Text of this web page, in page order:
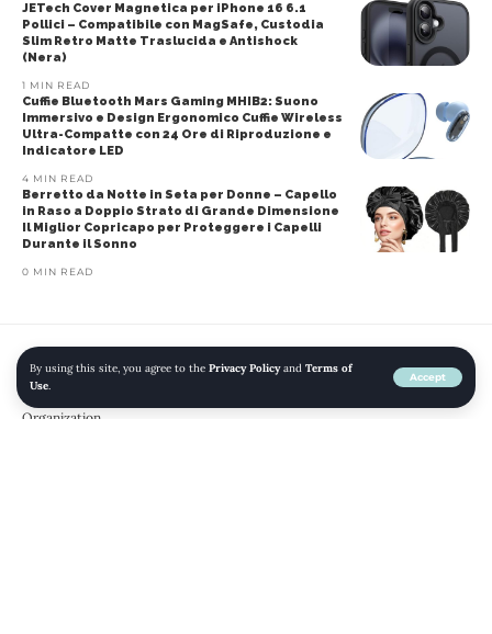
By using this site, you agree to the Privacy Policyand Terms of
Use.
Accept
JETech Cover Magnetica per iPhone 16 6.1
Pollici – Compatibile con MagSafe, Custodia
Slim Retro Matte Traslucida e Antishock
(Nera)
1 MIN READ
Cuffie Bluetooth Mars Gaming MHIB2: Suono
Immersivo e Design Ergonomico Cuffie Wireless
Ultra-Compatte con 24 Ore di Riproduzione e
Indicatore LED
4 MIN READ
Berretto da Notte in Seta per Donne – Capello
in Raso a Doppio Strato di Grande Dimensione
Il Miglior Copricapo per Proteggere i Capelli
Durante il Sonno
0 MIN READ
Home» Blog »Aliexpress – 2 Pairs Sticky Hook Set for Air Conditioner TV
Remote Control Strong Hanger Plastic Key Wall Racks Holder Home
Organization